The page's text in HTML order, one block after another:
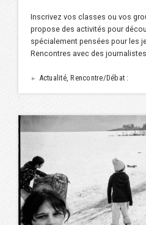
Inscrivez vos classes ou vos
propose des activités pour
spécialement pensées pour les
Rencontres avec des journalistes
► Actualité, Rencontre/Débat :